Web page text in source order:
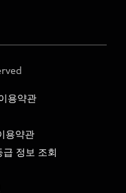
용약관
용약관
정보 조회